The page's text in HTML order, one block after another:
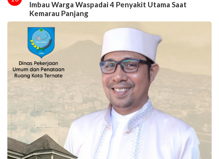
Imbau Warga Waspadai 4 Penyakit Utama Saat
Kemarau Panjang